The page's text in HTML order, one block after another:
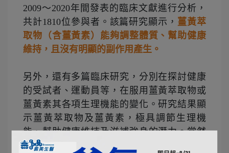
2009～2020年間發表的臨床文獻進行分析，
共計1810位參與者。該篇研究顯示， 薑黃萃
取物（含薑黃素）能夠調整體質、幫助健康
維持，且沒有明顯的副作用產生。
另外，還有多篇臨床研究，分別在探討健康
的受試者、運動員等，在服用薑黃萃取物或
薑黃素其各項生理機能的變化。研究結果顯
示薑黃萃取物及薑黃素，極具調節生理機
能、幫助健康維持及滋補強身的潛力。當然
這些研究的設計都不盡相同，招募的受試者